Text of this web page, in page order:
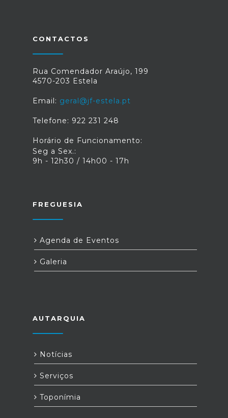
CONTACTOS
Rua Comendador Araújo, 199
4570-203 Estela
Email: geral@jf-estela.pt
Telefone: 922 231 248
Horário de Funcionamento:
Seg a Sex.:
9h - 12h30 / 14h00 - 17h
FREGUESIA
Agenda de Eventos
Galeria
AUTARQUIA
Notícias
Serviços
Toponímia